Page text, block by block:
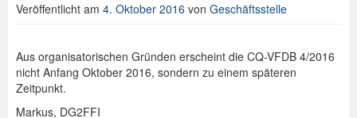
Veröffentlicht am 4. Oktober 2016 von Geschäftsstelle
Aus organisatorischen Gründen erscheint die CQ-VFDB 4/2016
nicht Anfang Oktober 2016, sondern zu einem späteren
Zeitpunkt.
Markus, DG2FFI